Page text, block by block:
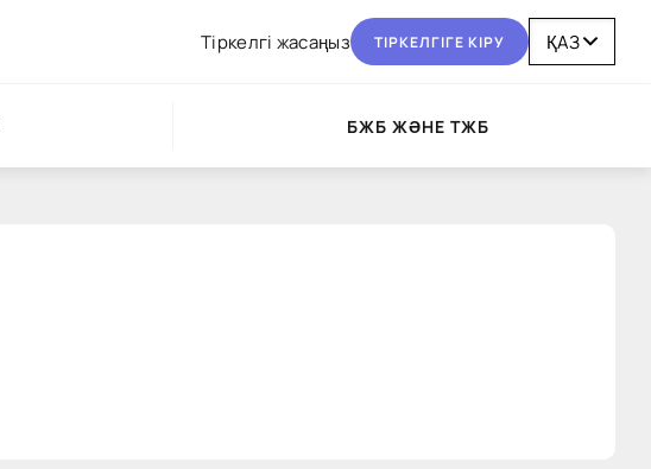
Тіркелгі жасаңыз ТІРКЕЛГІГЕ КІРУ
БЖБ ЖӘНЕ ТЖБ